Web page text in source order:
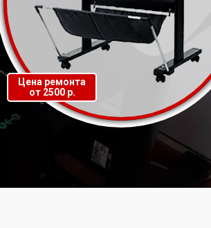
Цена ремонта
от 2500 р.